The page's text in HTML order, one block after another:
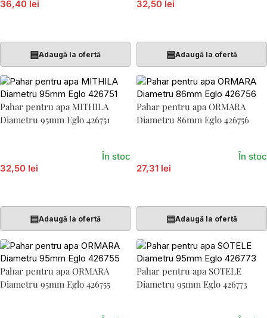
36,40 lei
▤Adaugă la ofertă
32,50 lei
▤Adaugă la ofertă
Pahar pentru apa MITHILA
Diametru 95mm Eglo 426751
32,50 lei
În stoc
▤Adaugă la ofertă
Pahar pentru apa ORMARA
Diametru 86mm Eglo 426756
27,31 lei
În stoc
▤Adaugă la ofertă
Pahar pentru apa ORMARA
Diametru 95mm Eglo 426755
Pahar pentru apa SOTELE
Diametru 95mm Eglo 426773